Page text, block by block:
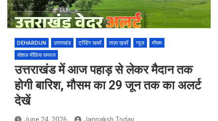
DEHARDUN उत्तराखंड ट्रेंडिंग खबरें ताज़ा ख़बरें न्यूज़
मौसम
सोशल मीडिया वायरल
उत्तराखंड में आज पहाड़ से लेकर मैदान तक
होगी बारिश, मौसम का 29 जून तक का अलर्ट
देखें